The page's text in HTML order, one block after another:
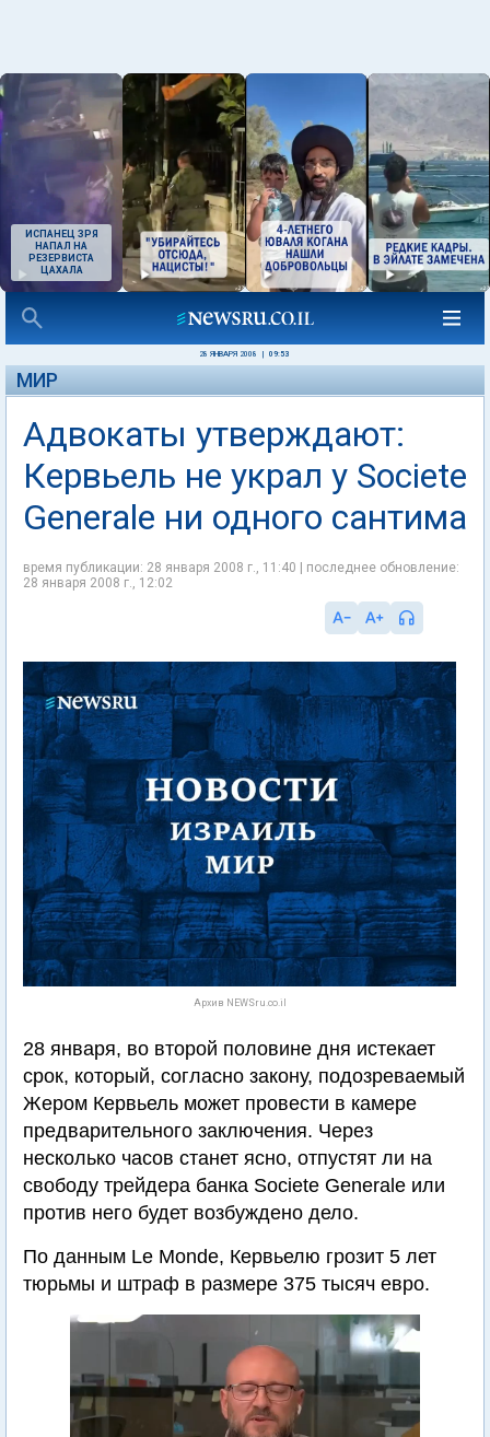
ИСПАНЕЦ ЗРЯ
НАПАЛ НА
РЕЗЕРВИСТА
ЦАХАЛА
28 ЯНВАРЯ 2008 09:53
МИР
Адвокаты утверждают:
Кервьель не украл у Societe
Generale ни одного сантима
время публикации: 28 января 2008 г., 11:40 | последнее обновление:
28 января 2008 г., 12:02
Архив NEWSru.co.il
28 января, во второй половине дня истекает
срок, который, согласно закону, подозреваемый
Жером Кервьель может провести в камере
предварительного заключения. Через
несколько часов станет ясно, отпустят ли на
свободу трейдера банка Societe Generale или
против него будет возбуждено дело.
По данным Le Monde, Кервьелю грозит 5 лет
тюрьмы и штраф в размере 375 тысяч евро.